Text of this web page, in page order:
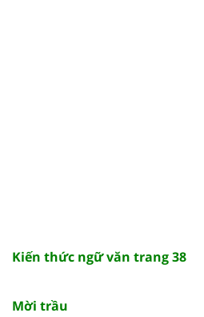
Kiến thức ngữ văn trang 38
Mời trầu